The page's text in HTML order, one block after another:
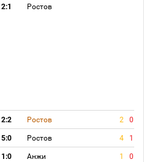
2:1 Ростов
2:2 Ростов 2 0
5:0 Ростов 4 1
1:0 Анжи 1 0